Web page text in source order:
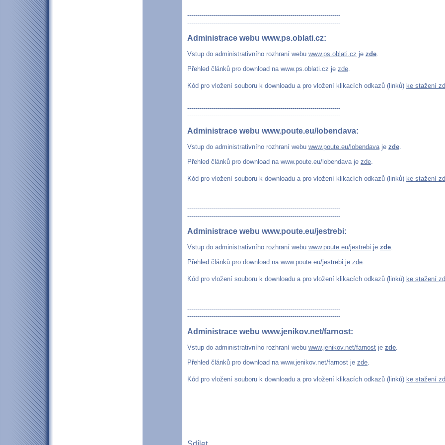
-----------------------------------------------------------------------------
-----------------------------------------------------------------------------
Administrace webu www.ps.oblati.cz:
Vstup do administrativního rozhraní webu www.ps.oblati.cz je zde.
Přehled článků pro download na www.ps.oblati.cz je zde.
Kód pro vložení souboru k downloadu a pro vložení klikacích odkazů (linků) ke stažení
-----------------------------------------------------------------------------
-----------------------------------------------------------------------------
Administrace webu www.poute.eu/lobendava:
Vstup do administrativního rozhraní webu www.poute.eu/lobendavaje zde.
Přehled článků pro download na www.poute.eu/lobendava je zde.
Kód pro vložení souboru k downloadu a pro vložení klikacích odkazů (linků) ke stažení
-----------------------------------------------------------------------------
-----------------------------------------------------------------------------
Administrace webu www.poute.eu/jestrebi:
Vstup do administrativního rozhraní webu www.poute.eu/jestrebi je zde.
Přehled článků pro download na www.poute.eu/jestrebi je zde.
Kód pro vložení souboru k downloadu a pro vložení klikacích odkazů (linků) ke stažení
-----------------------------------------------------------------------------
-----------------------------------------------------------------------------
Administrace webu www.jenikov.net/farnost:
Vstup do administrativního rozhraní webu www.jenikov.net/farnost je zde.
Přehled článků pro download na www.jenikov.net/farnost je zde.
Kód pro vložení souboru k downloadu a pro vložení klikacích odkazů (linků) ke stažení